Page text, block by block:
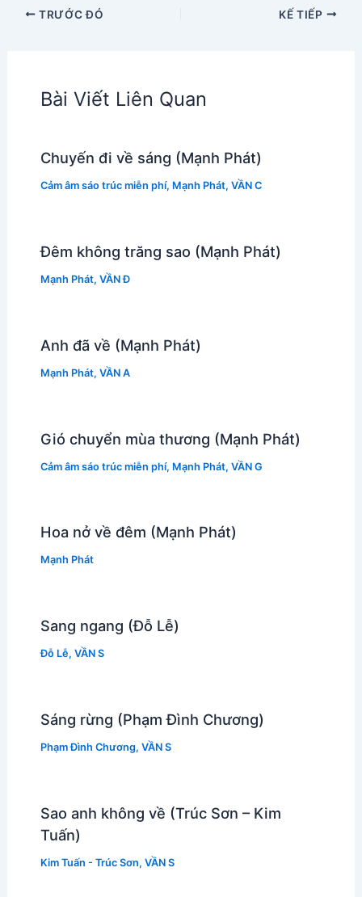
TRƯỚC ĐÓ KẾ TIẾP
Bài Viết Liên Quan
Chuyến đi về sáng (Mạnh Phát)
Cảm âm sáo trúc miễn phí, Mạnh Phát, VẦN C
Đêm không trăng sao (Mạnh Phát)
Mạnh Phát, VẦN Đ
Anh đã về (Mạnh Phát)
Mạnh Phát, VẦN A
Gió chuyển mùa thương (Mạnh Phát)
Cảm âm sáo trúc miễn phí, Mạnh Phát, VẦN G
Hoa nở về đêm (Mạnh Phát)
Mạnh Phát
Sang ngang (Đỗ Lễ)
Đỗ Lễ, VẦN S
Sáng rừng (Phạm Đình Chương)
Phạm Đình Chương, VẦN S
Sao anh không về (Trúc Sơn – Kim
Tuấn)
Kim Tuấn - Trúc Sơn, VẦN S